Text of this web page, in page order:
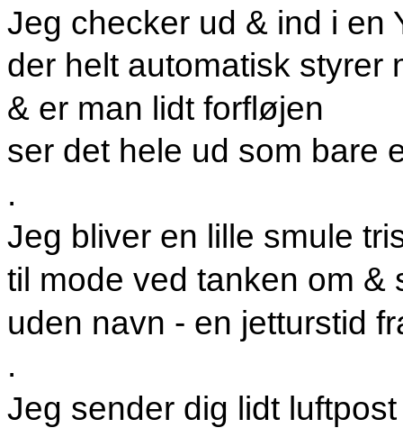
Jeg checker ud & ind i en
der helt automatisk styrer
& er man lidt forfløjen
ser det hele ud som bare
.
Jeg bliver en lille smule
til mode ved tanken om &
uden navn - en jetturstid
.
Jeg sender dig lidt